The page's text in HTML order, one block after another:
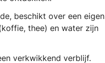
beschikt over een eigen
thee) en water zijn
verkwikkend verblijf.